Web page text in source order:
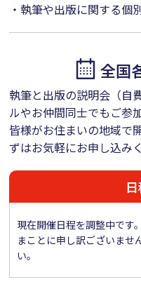
・執筆や出版に関する個
全国
執筆と出版の説明会（自
ルやお仲間同士でもご参
皆様がお住まいの地域で
ずはお気軽にお申し込み
現在開催日程を調整中です。
まことに申し訳ございませ
い。